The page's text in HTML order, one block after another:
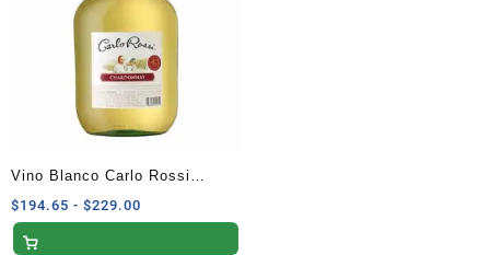
Vino Blanco Carlo Rossi
Chardonnay Caja 4 Litros
$194.65 - $229.00
de